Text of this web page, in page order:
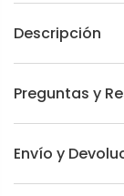
Descripción
Preguntas y
Envío y